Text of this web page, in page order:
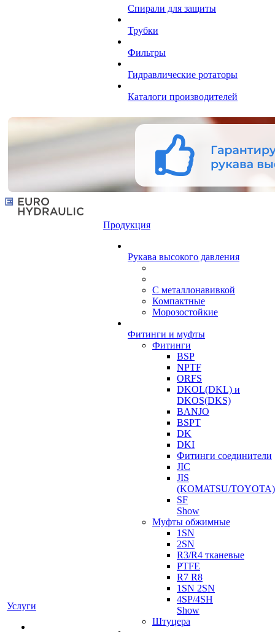
Спирали для защиты
Трубки
Фильтры
Гидравлические ротаторы
Каталоги производителей
Услуги
Продукция
Рукава высокого давления
С металлонавивкой
Компактные
Морозостойкие
Фитинги и муфты
Фитинги
BSP
NPTF
ORFS
DKOL(DKL) и
DKOS(DKS)
BANJO
BSPT
DK
DKI
Фитинги соединители
JIC
JIS
(KOMATSU/TOYOTA)
SF
Show
Муфты обжимные
1SN
2SN
R3/R4 тканевые
PTFE
R7 R8
1SN 2SN
4SP/4SH
Show
Штуцера